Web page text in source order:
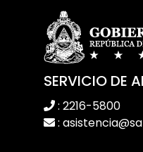
SERVICIO DE
: 2216-5800
: